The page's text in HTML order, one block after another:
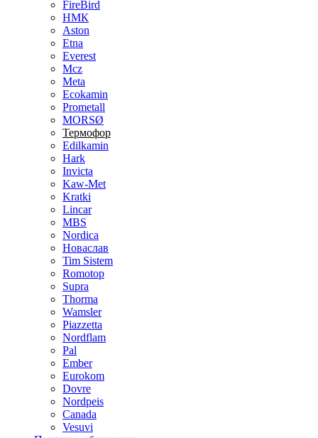
FireBird
НМК
Aston
Etna
Everest
Mcz
Meta
Ecokamin
Prometall
MORSØ
Термофор
Edilkamin
Hark
Invicta
Kaw-Met
Kratki
Lincar
MBS
Nordica
Новаслав
Tim Sistem
Romotop
Supra
Thorma
Wamsler
Piazzetta
Nordflam
Pal
Ember
Eurokom
Dovre
Nordpeis
Canada
Vesuvi